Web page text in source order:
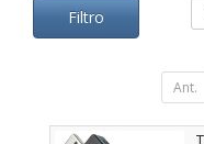
Filtro
Ant.